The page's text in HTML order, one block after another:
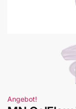
Angebot!